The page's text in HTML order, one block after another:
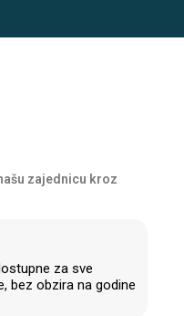
zajednicu kroz
za sve
bez obzira na godine